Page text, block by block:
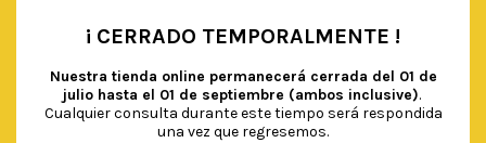
¡ CERRADO TEMPORALMENTE !
Nuestra tienda online permanecerá cerrada del 01 de
julio hasta el 01 de septiembre (ambos inclusive).
Cualquier consulta durante este tiempo será respondida
una vez que regresemos.